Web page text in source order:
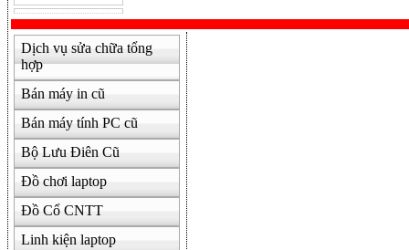
Dịch vụ sửa chữa tổng
hợp
Bán máy in cũ
Bán máy tính PC cũ
Bộ Lưu Điên Cũ
Đồ chơi laptop
Đồ Cổ CNTT
Linh kiện laptop